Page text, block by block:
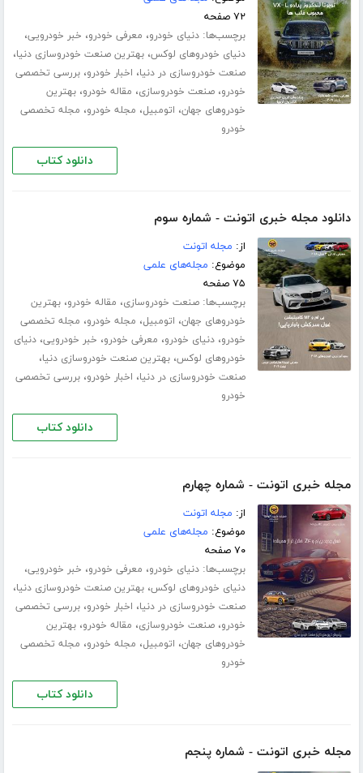
۷۲ صفحه
برچسب‌ها:دنیای خودرو، معرفی خودرو، خبر خودرویی،
دنیای خودروهای لوکس،بهترین صنعت خودروسازی دنیا،
صنعت خودروسازی در دنیا، اخبار خودرو،بررسی تخصصی
خودرو،صنعت خودروسازی، مقاله خودرو،بهترین
خودروهای جهان، اتومبیل، مجله خودرو، مجله تخصصی
خودرو
دانلود کتاب
دانلود مجله خبری اتونت - شماره سوم
از: مجله اتونت
موضوع: مجله‌های علمی
۷۵ صفحه
برچسب‌ها:صنعت خودروسازی، مقاله خودرو،بهترین
خودروهای جهان، اتومبیل، مجله خودرو، مجله تخصصی
خودرو،دنیای خودرو، معرفی خودرو، خبر خودرویی،دنیای
خودروهای لوکس،بهترین صنعت خودروسازی دنیا،
صنعت خودروسازی در دنیا، اخبار خودرو،بررسی تخصصی
خودرو
دانلود کتاب
مجله خبری اتونت - شماره چهارم
از: مجله اتونت
موضوع: مجله‌های علمی
۷۰ صفحه
برچسب‌ها:دنیای خودرو، معرفی خودرو، خبر خودرویی،
دنیای خودروهای لوکس،بهترین صنعت خودروسازی دنیا،
صنعت خودروسازی در دنیا، اخبار خودرو،بررسی تخصصی
خودرو،صنعت خودروسازی، مقاله خودرو،بهترین
خودروهای جهان، اتومبیل، مجله خودرو، مجله تخصصی
خودرو
دانلود کتاب
مجله خبری اتونت - شماره پنجم